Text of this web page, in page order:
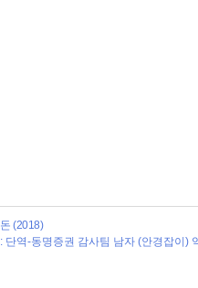
돈 (2018)
: 단역-동명증권 감사팀 남자 (안경잡이)